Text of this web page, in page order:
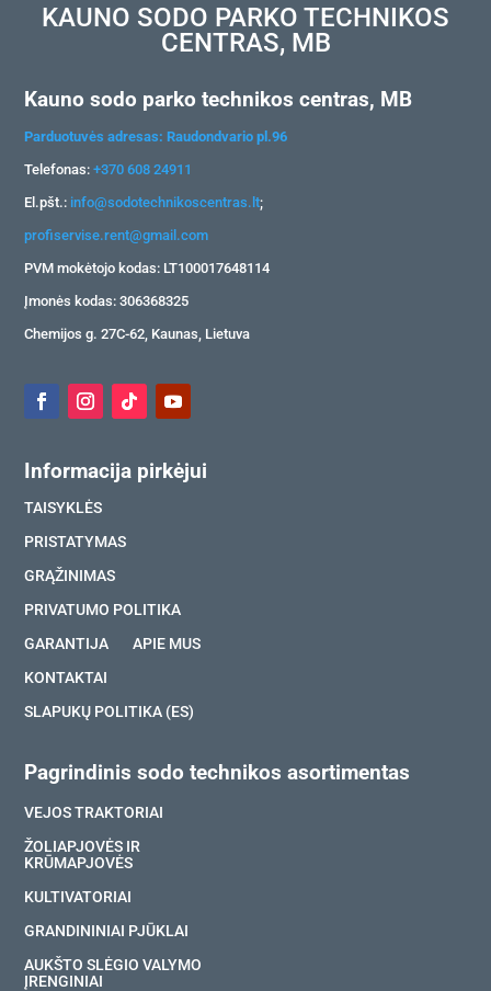
KAUNO SODO PARKO TECHNIKOS
CENTRAS, MB
Kauno sodo parko technikos centras, MB
Parduotuvės adresas: Raudondvario pl.96
Telefonas:+370 608 24911
El.pšt.: info@sodotechnikoscentras.lt;
profiservise.rent@gmail.com
PVM mokėtojo kodas: LT100017648114
Įmonės kodas: 306368325
Chemijos g. 27C-62, Kaunas, Lietuva
Informacija pirkėjui
TAISYKLĖS
PRISTATYMAS
GRĄŽINIMAS
PRIVATUMO POLITIKA
GARANTIJA
APIE MUS
KONTAKTAI
SLAPUKŲ POLITIKA (ES)
Pagrindinis sodo technikos asortimentas
VEJOS TRAKTORIAI
ŽOLIAPJOVĖS IR
KRŪMAPJOVĖS
KULTIVATORIAI
GRANDININIAI PJŪKLAI
AUKŠTO SLĖGIO VALYMO
ĮRENGINIAI